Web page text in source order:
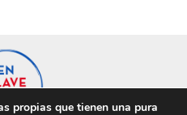
propias que tienen una pura